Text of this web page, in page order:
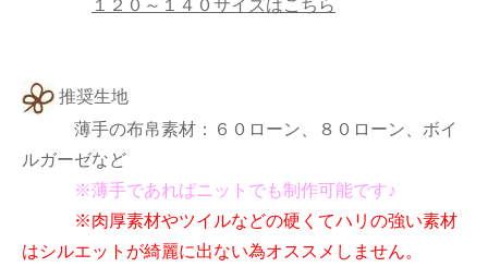
１２０～１４０サイズはこちら
推奨生地
薄手の布帛素材：６０ローン、８０ローン、ボイ
ルガーゼなど
※薄手であればニットでも制作可能です♪
※肉厚素材やツイルなどの硬くてハリの強い素材
はシルエットが綺麗に出ない為オススメしません。